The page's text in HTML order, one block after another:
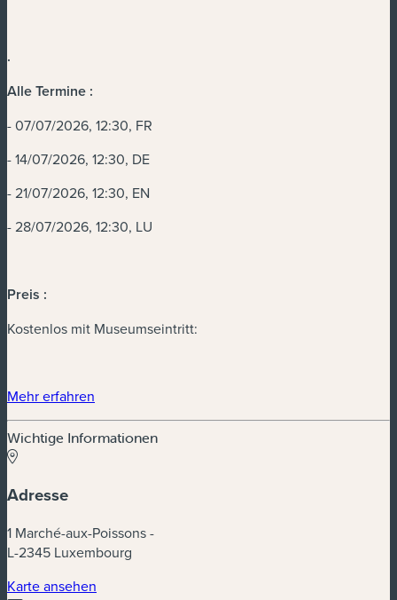
.
Alle Termine :
- 07/07/2026, 12:30, FR
- 14/07/2026, 12:30, DE
- 21/07/2026, 12:30, EN
- 28/07/2026, 12:30, LU
Preis :
Kostenlos mit Museumseintritt:
Mehr erfahren
Wichtige Informationen
Adresse
1 Marché-aux-Poissons -
L-2345 Luxembourg
Karte ansehen